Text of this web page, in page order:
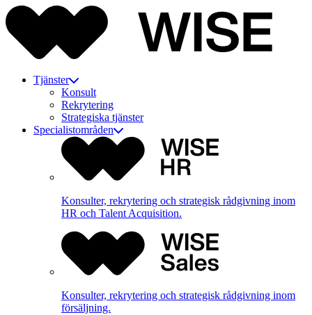
Tjänster
Konsult
Rekrytering
Strategiska tjänster
Specialistområden
Konsulter, rekrytering och strategisk rådgivning inom
HR och Talent Acquisition.
Konsulter, rekrytering och strategisk rådgivning inom
försäljning.